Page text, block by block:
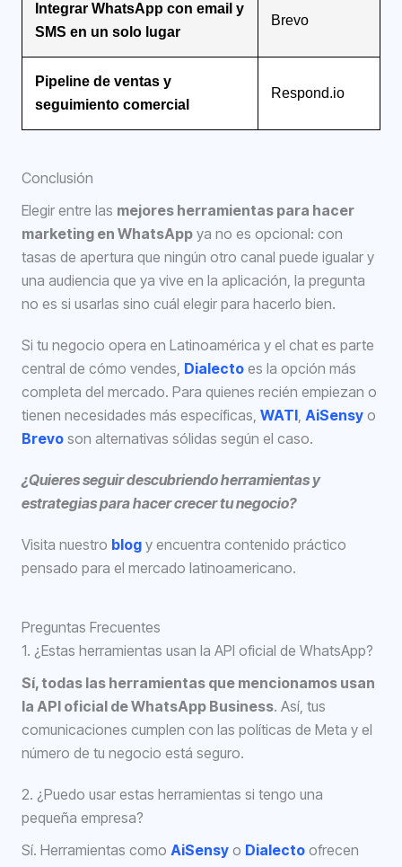
Integrar WhatsApp con email y
SMS en un solo lugar
Brevo
Pipeline de ventas y
seguimiento comercial
Respond.io
Conclusión
Elegir entre las mejores herramientas para hacer
marketing en WhatsApp ya no es opcional: con
tasas de apertura que ningún otro canal puede igualar y
una audiencia que ya vive en la aplicación, la pregunta
no es si usarlas sino cuál elegir para hacerlo bien.
Si tu negocio opera en Latinoamérica y el chat es parte
central de cómo vendes, Dialecto es la opción más
completa del mercado. Para quienes recién empiezan o
tienen necesidades más específicas, WATI, AiSensy o
Brevo son alternativas sólidas según el caso.
¿Quieres seguir descubriendo herramientas y
estrategias para hacer crecer tu negocio?
Visita nuestro blog y encuentra contenido práctico
pensado para el mercado latinoamericano.
Preguntas Frecuentes
1. ¿Estas herramientas usan la API oficial de WhatsApp?
Sí, todas las herramientas que mencionamos usan
la API oficial de WhatsApp Business. Así, tus
comunicaciones cumplen con las políticas de Meta y el
número de tu negocio está seguro.
2. ¿Puedo usar estas herramientas si tengo una
pequeña empresa?
Sí. Herramientas como AiSensy o Dialecto ofrecen